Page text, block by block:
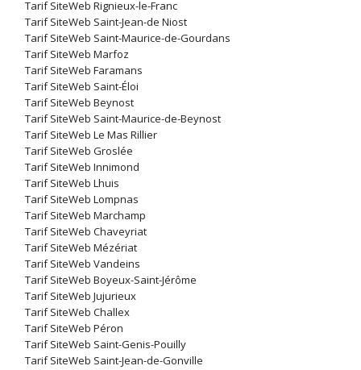
Tarif SiteWeb Rignieux-le-Franc
Tarif SiteWeb Saint-Jean-de Niost
Tarif SiteWeb Saint-Maurice-de-Gourdans
Tarif SiteWeb Marfoz
Tarif SiteWeb Faramans
Tarif SiteWeb Saint-Éloi
Tarif SiteWeb Beynost
Tarif SiteWeb Saint-Maurice-de-Beynost
Tarif SiteWeb Le Mas Rillier
Tarif SiteWeb Groslée
Tarif SiteWeb Innimond
Tarif SiteWeb Lhuis
Tarif SiteWeb Lompnas
Tarif SiteWeb Marchamp
Tarif SiteWeb Chaveyriat
Tarif SiteWeb Mézériat
Tarif SiteWeb Vandeins
Tarif SiteWeb Boyeux-Saint-Jérôme
Tarif SiteWeb Jujurieux
Tarif SiteWeb Challex
Tarif SiteWeb Péron
Tarif SiteWeb Saint-Genis-Pouilly
Tarif SiteWeb Saint-Jean-de-Gonville